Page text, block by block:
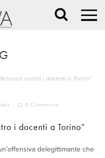
contro i docenti a Torino”
0 Comments
i docenti a Torino”
delegittimante che